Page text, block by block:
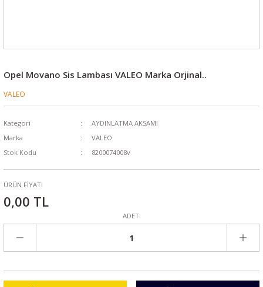
Opel Movano Sis Lambası VALEO Marka Orjinal..
VALEO
Kategori
AYDINLATMA AKSAMI
Marka
VALEO
Stok Kodu
8200074008v
ÜRÜN FİYATI
0,00 TL
ADET: